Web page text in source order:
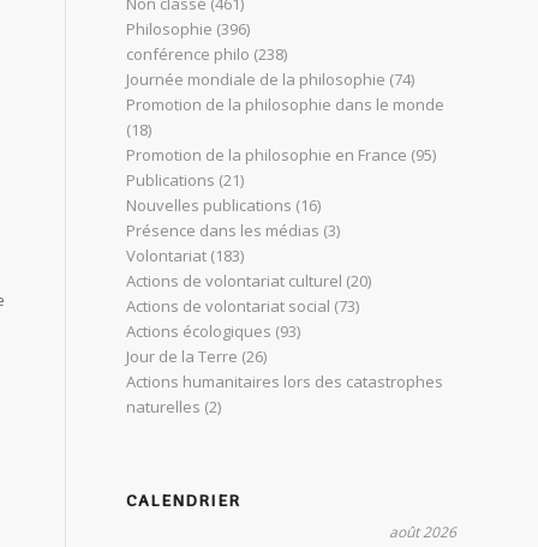
Philosophie (396)
conférence philo (238)
Journée mondiale de la philosophie (74)
Promotion de la philosophie dans le monde
(18)
Promotion de la philosophie en France (95)
Publications (21)
Nouvelles publications (16)
Présence dans les médias (3)
Volontariat (183)
Actions de volontariat culturel (20)
Actions de volontariat social (73)
Actions écologiques (93)
Jour de la Terre (26)
Actions humanitaires lors des catastrophes
naturelles (2)
CALENDRIER
août 2026